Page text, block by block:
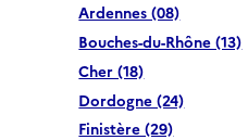
Ardennes (08)
Bouches-du-Rhône (13)
Cher (18)
Dordogne (24)
Finistère (29)